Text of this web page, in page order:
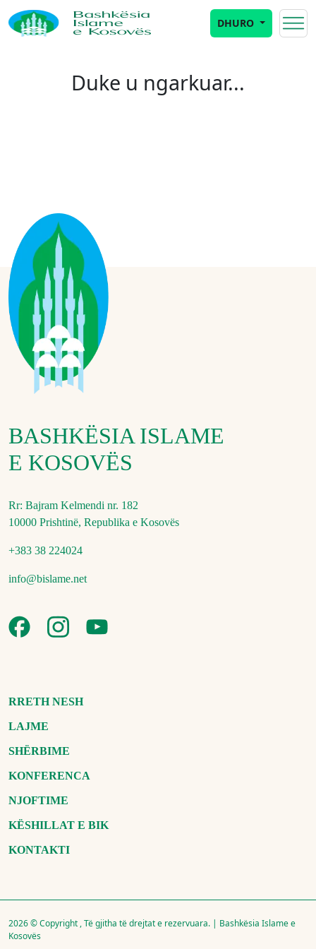
DHURO
Duke u ngarkuar...
BASHKËSIA ISLAME
E KOSOVËS
Rr: Bajram Kelmendi nr. 182
10000 Prishtinë, Republika e Kosovës
+383 38 224024
info@bislame.net
RRETH NESH
LAJME
SHËRBIME
KONFERENCA
NJOFTIME
KËSHILLAT E BIK
KONTAKTI
2026 © Copyright , Të gjitha të drejtat e rezervuara. | Bashkësia Islame e
Kosovës